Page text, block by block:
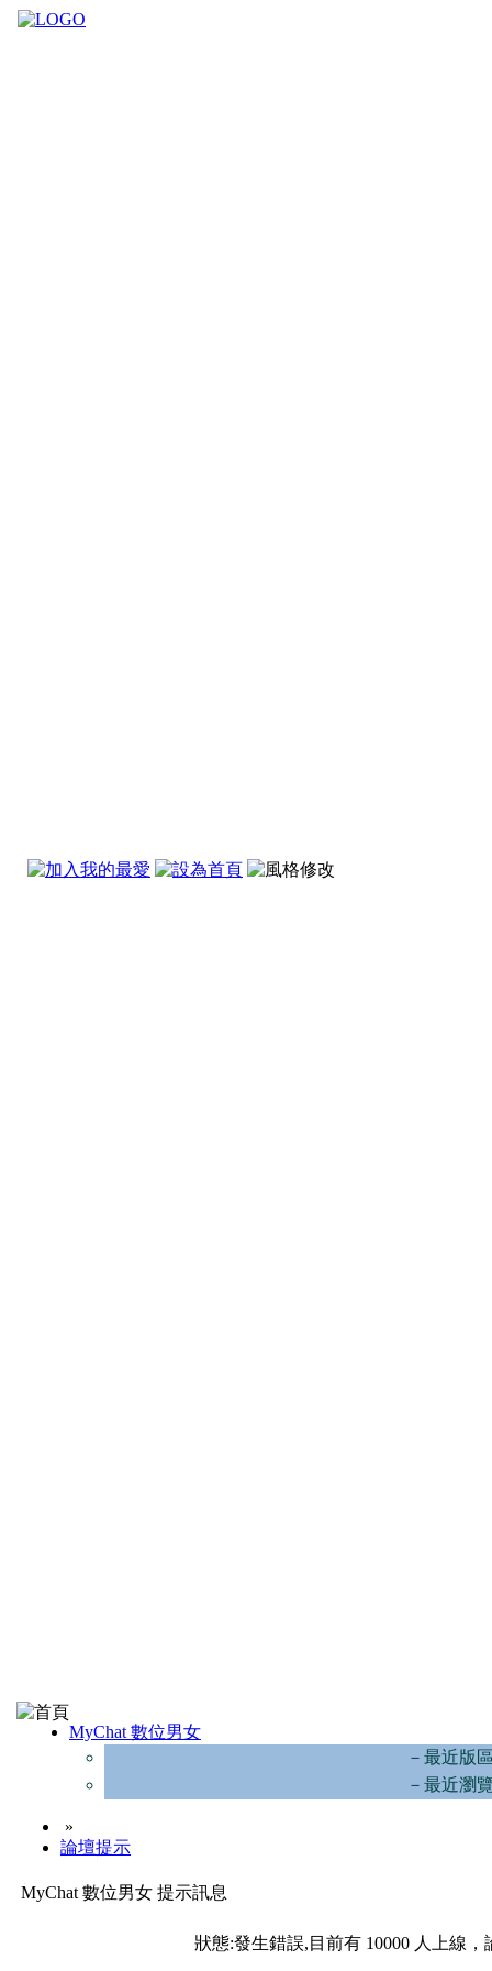
MyChat 數位男女
－最近版
－最近瀏
»
論壇提示
MyChat 數位男女 提示訊息
狀態:發生錯誤,目前有 10000 人上線